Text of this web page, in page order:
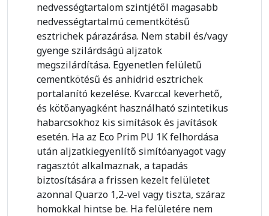
nedvességtartalom szintjétől magasabb
nedvességtartalmú cementkötésű
esztrichek párazárása. Nem stabil és/vagy
gyenge szilárdságú aljzatok
megszilárdítása. Egyenetlen felületű
cementkötésű és anhidrid esztrichek
portalanító kezelése. Kvarccal keverhető,
és kötőanyagként használható szintetikus
habarcsokhoz kis simítások és javítások
esetén. Ha az Eco Prim PU 1K felhordása
után aljzatkiegyenlítő simítóanyagot vagy
ragasztót alkalmaznak, a tapadás
biztosítására a frissen kezelt felületet
azonnal Quarzo 1,2-vel vagy tiszta, száraz
homokkal hintse be. Ha felületére nem